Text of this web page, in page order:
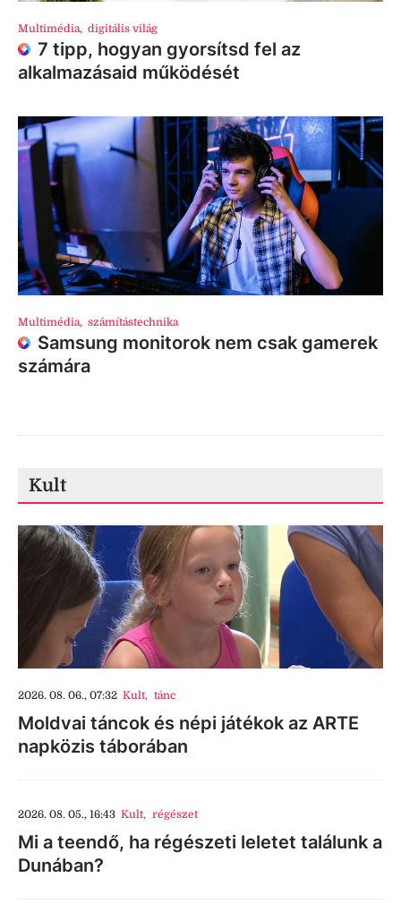
Multimédia, digitális világ
7 tipp, hogyan gyorsítsd fel az
alkalmazásaid működését
Multimédia, számítástechnika
Samsung monitorok nem csak gamerek
számára
Kult
2026. 08. 06., 07:32 Kult, tánc
Moldvai táncok és népi játékok az ARTE
napközis táborában
2026. 08. 05., 16:43 Kult, régészet
Mi a teendő, ha régészeti leletet találunk a
Dunában?